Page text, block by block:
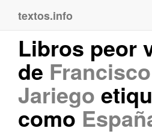
textos.info
Libros peor
de
Jariego
como